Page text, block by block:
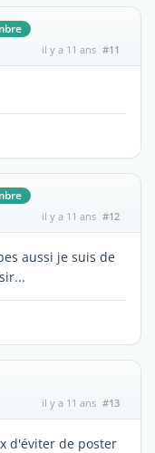
il y a 11 ans #11
il y a 11 ans #12
aussi je suis de
il y a 11 ans #13
d'éviter de poster